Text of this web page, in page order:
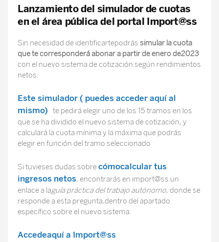
Lanzamiento del simulador de cuotas
en el área pública del portal Import@ss
Sin necesidad de identificartepodrás simular la cuota
que te corresponderá abonar a partir de enero de2023
con el nuevo sistema de cotización según rendimientos
netos.
Este simulador ( puedes acceder aquí al
mismo)
te pedirá elegir uno de los 15 tramos en los
que se ha dividido el nuevo sistema de cotización, y
calculará la cuota mínima y la máxima que podrás
elegir en función del tramo seleccionado
Si tuvieses dudas sobrecómocalcular tus
ingresos netos, encontrarás en import@ss un
enlace a laguía práctica del trabajo autónomo, donde se
responde a esta pregunta,dentro del apartado
específico sobre el nuevo sistema.
Accedeaquí a Import@ss